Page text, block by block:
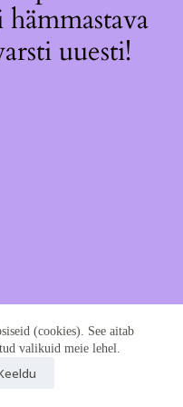
(cookies). See aitab
valikuid meie lehel.
uuesti!